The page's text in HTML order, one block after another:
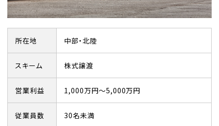
所在地 中部・北陸
スキーム 株式譲渡
営業利益 1,000万円～5,000万円
従業員数 30名未満